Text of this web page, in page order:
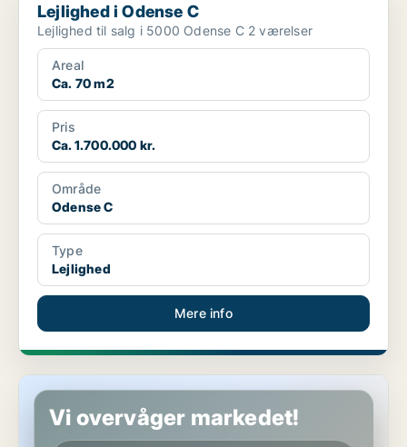
Lejlighed i Odense C
Lejlighed til salg i 5000 Odense C 2 værelser
Areal
Ca. 70 m2
Pris
Ca. 1.700.000 kr.
Område
Odense C
Type
Lejlighed
Mere info
Lejlighed i Odense N
Vi overvåger markedet!